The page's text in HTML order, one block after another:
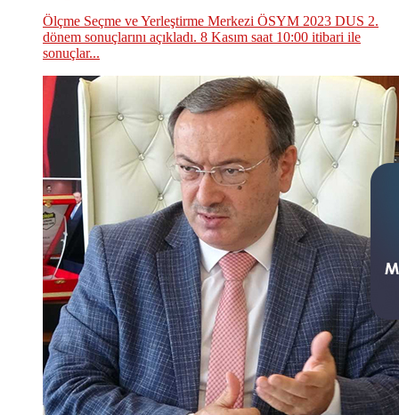
Ölçme Seçme ve Yerleştirme Merkezi ÖSYM 2023 DUS 2.
dönem sonuçlarını açıkladı. 8 Kasım saat 10:00 itibari ile
sonuçlar...